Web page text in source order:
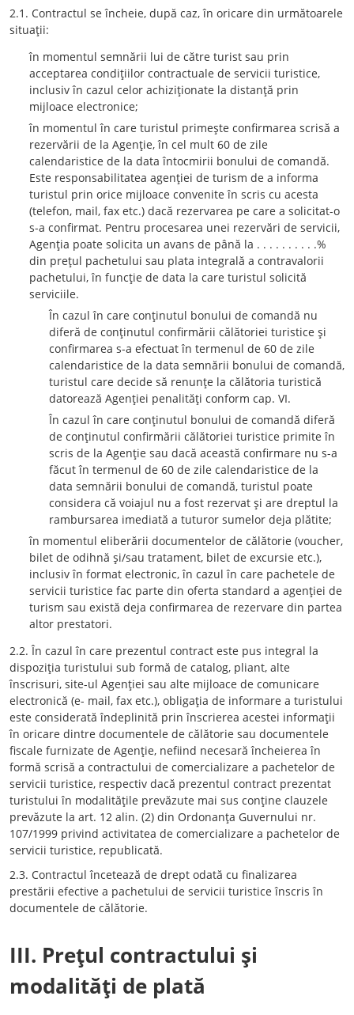
2.1. Contractul se încheie, după caz, în oricare din următoarele
situaţii:
în momentul semnării lui de către turist sau prin
acceptarea condiţiilor contractuale de servicii turistice,
inclusiv în cazul celor achiziţionate la distanţă prin
mijloace electronice;
în momentul în care turistul primeşte confirmarea scrisă a
rezervării de la Agenţie, în cel mult 60 de zile
calendaristice de la data întocmirii bonului de comandă.
Este responsabilitatea agenţiei de turism de a informa
turistul prin orice mijloace convenite în scris cu acesta
(telefon, mail, fax etc.) dacă rezervarea pe care a solicitat-o
s-a confirmat. Pentru procesarea unei rezervări de servicii,
Agenţia poate solicita un avans de până la . . . . . . . . . .%
din preţul pachetului sau plata integrală a contravalorii
pachetului, în funcţie de data la care turistul solicită
serviciile.
În cazul în care conţinutul bonului de comandă nu
diferă de conţinutul confirmării călătoriei turistice şi
confirmarea s-a efectuat în termenul de 60 de zile
calendaristice de la data semnării bonului de comandă,
turistul care decide să renunţe la călătoria turistică
datorează Agenţiei penalităţi conform cap. VI.
În cazul în care conţinutul bonului de comandă diferă
de conţinutul confirmării călătoriei turistice primite în
scris de la Agenţie sau dacă această confirmare nu s-a
făcut în termenul de 60 de zile calendaristice de la
data semnării bonului de comandă, turistul poate
considera că voiajul nu a fost rezervat şi are dreptul la
rambursarea imediată a tuturor sumelor deja plătite;
în momentul eliberării documentelor de călătorie (voucher,
bilet de odihnă şi/sau tratament, bilet de excursie etc.),
inclusiv în format electronic, în cazul în care pachetele de
servicii turistice fac parte din oferta standard a agenţiei de
turism sau există deja confirmarea de rezervare din partea
altor prestatori.
2.2. În cazul în care prezentul contract este pus integral la
dispoziţia turistului sub formă de catalog, pliant, alte
înscrisuri, site-ul Agenţiei sau alte mijloace de comunicare
electronică (e- mail, fax etc.), obligaţia de informare a turistului
este considerată îndeplinită prin înscrierea acestei informaţii
în oricare dintre documentele de călătorie sau documentele
fiscale furnizate de Agenţie, nefiind necesară încheierea în
formă scrisă a contractului de comercializare a pachetelor de
servicii turistice, respectiv dacă prezentul contract prezentat
turistului în modalităţile prevăzute mai sus conţine clauzele
prevăzute la art. 12 alin. (2) din Ordonanţa Guvernului nr.
107/1999 privind activitatea de comercializare a pachetelor de
servicii turistice, republicată.
2.3. Contractul încetează de drept odată cu finalizarea
prestării efective a pachetului de servicii turistice înscris în
documentele de călătorie.
III. Preţul contractului şi
modalităţi de plată